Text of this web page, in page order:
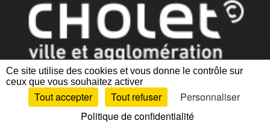
Ce site utilise des cookies et vous donne le contrôle sur
ceux que vous souhaitez activer
Tout accepter Tout refuser
Personnaliser
Politique de confidentialité
Mentions légales|Politique de confidentialité
des cookies |Plan du site Accessibilité : partiellement conforme